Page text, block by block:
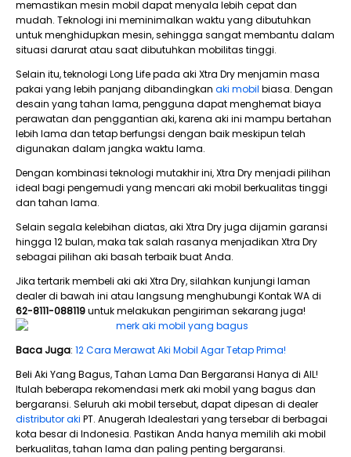
memastikan mesin mobil dapat menyala lebih cepat dan
mudah. Teknologi ini meminimalkan waktu yang dibutuhkan
untuk menghidupkan mesin, sehingga sangat membantu dalam
situasi darurat atau saat dibutuhkan mobilitas tinggi.
Selain itu, teknologi Long Life pada aki Xtra Dry menjamin masa
pakai yang lebih panjang dibandingkan aki mobil biasa. Dengan
desain yang tahan lama, pengguna dapat menghemat biaya
perawatan dan penggantian aki, karena aki ini mampu bertahan
lebih lama dan tetap berfungsi dengan baik meskipun telah
digunakan dalam jangka waktu lama.
Dengan kombinasi teknologi mutakhir ini, Xtra Dry menjadi pilihan
ideal bagi pengemudi yang mencari aki mobil berkualitas tinggi
dan tahan lama.
Selain segala kelebihan diatas, aki Xtra Dry juga dijamin garansi
hingga 12 bulan, maka tak salah rasanya menjadikan Xtra Dry
sebagai pilihan aki basah terbaik buat Anda.
Jika tertarik membeli aki aki Xtra Dry, silahkan kunjungi laman
dealer di bawah ini atau langsung menghubungi Kontak WA di
62-8111-088119untuk melakukan pengiriman sekarang juga!
Baca Juga: 12 Cara Merawat Aki Mobil Agar Tetap Prima!
Beli Aki Yang Bagus, Tahan Lama Dan Bergaransi Hanya di AIL!
Itulah beberapa rekomendasi merk aki mobil yang bagus dan
bergaransi. Seluruh aki mobil tersebut, dapat dipesan di dealer
distributor aki PT. Anugerah Idealestari yang tersebar di berbagai
kota besar di Indonesia. Pastikan Anda hanya memilih aki mobil
berkualitas, tahan lama dan paling penting bergaransi.